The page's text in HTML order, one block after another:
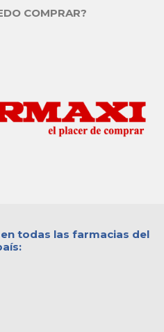
COMPRAR?
todas las farmacias del